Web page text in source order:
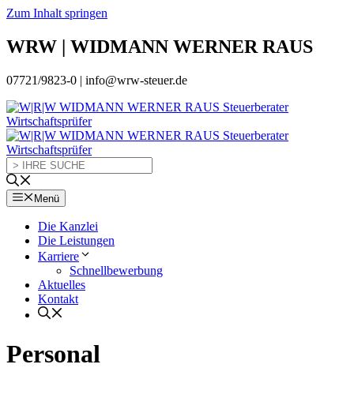
Zum Inhalt springen
WRW | WIDMANN WERNER RAUS
07721/9823-0 | info@wrw-steuer.de
Menü
Die Kanzlei
Die Leistungen
Karriere
Schnellbewerbung
Aktuelles
Kontakt
Personal